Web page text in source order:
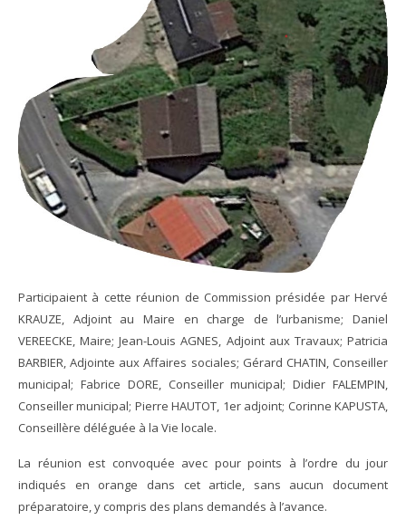
Participaient à cette réunion de Commission présidée par Hervé
KRAUZE, Adjoint au Maire en charge de l’urbanisme; Daniel
VEREECKE, Maire; Jean-Louis AGNES, Adjoint aux Travaux; Patricia
BARBIER, Adjointe aux Affaires sociales; Gérard CHATIN, Conseiller
municipal; Fabrice DORE, Conseiller municipal; Didier FALEMPIN,
Conseiller municipal; Pierre HAUTOT, 1er adjoint; Corinne KAPUSTA,
Conseillère déléguée à la Vie locale.
La réunion est convoquée avec pour points à l’ordre du jour
indiqués en orange dans cet article, sans aucun document
préparatoire, y compris des plans demandés à l’avance.